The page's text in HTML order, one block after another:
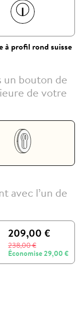
à profil rond suisse
un bouton de
de votre
avec l’un de
209,00 €
238,00 €
Économise29,00 €